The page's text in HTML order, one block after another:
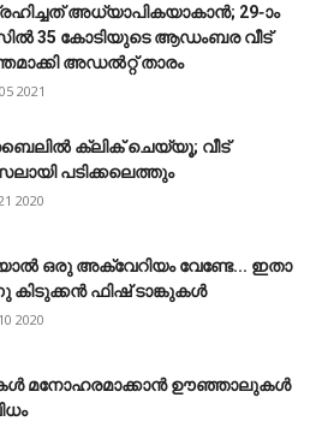
അധ്യാപികയാകാൻ; 29-ാം
35 കോടിയുടെ ആഡംബര വീട്
അഡൽറ്റ് താരം
2021
ക്ലിക് ചെയ്യൂ; വീട്
പടിക്കലെത്തും
2020
ഒരു അക്വേറിയം വേണ്ടേ... ഇതാ
ഫിഷ് ടാങ്കുകൾ
2020
മനോഹരമാക്കാൻ ഊഞ്ഞാലുകൾ